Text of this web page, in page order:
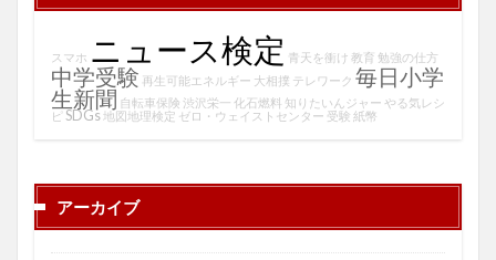
スマホ ニュース検定 青天を衝け 教育 勉強の仕方
中学受験 再生可能エネルギー 大相撲 テレワーク 毎日小学
生新聞 自転車保険 渋沢栄一 化石燃料 知りたいんジャー やる気レシ
ピ SDGs 地図地理検定 ゼロ・ウェイストセンター 受験 紙幣
アーカイブ